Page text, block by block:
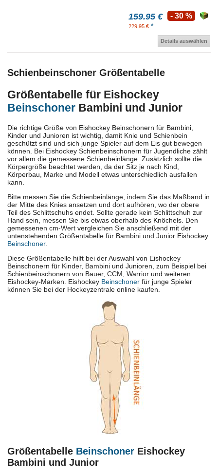
159.95 €
229.95 € *
- 30 %
Details auswählen
Schienbeinschoner Größentabelle
Größentabelle für Eishockey
Beinschoner Bambini und Junior
Die richtige Größe von Eishockey Beinschonern für Bambini,
Kinder und Junioren ist wichtig, damit Knie und Schienbein
geschützt sind und sich junge Spieler auf dem Eis gut bewegen
können. Bei Eishockey Schienbeinschonern für Jugendliche zählt
vor allem die gemessene Schienbeinlänge. Zusätzlich sollte die
Körpergröße beachtet werden, da der Sitz je nach Kind,
Körperbau, Marke und Modell etwas unterschiedlich ausfallen
kann.
Bitte messen Sie die Schienbeinlänge, indem Sie das Maßband in
der Mitte des Knies ansetzen und dort aufhören, wo der obere
Teil des Schlittschuhs endet. Sollte gerade kein Schlittschuh zur
Hand sein, messen Sie bis etwas oberhalb des Knöchels. Den
gemessenen cm-Wert vergleichen Sie anschließend mit der
untenstehenden Größentabelle für Bambini und Junior Eishockey
Beinschoner.
Diese Größentabelle hilft bei der Auswahl von Eishockey
Beinschonern für Kinder, Bambini und Junioren, zum Beispiel bei
Schienbeinschonern von Bauer, CCM, Warrior und weiteren
Eishockey-Marken. Eishockey Beinschoner für junge Spieler
können Sie bei der Hockeyzentrale online kaufen.
Größentabelle Beinschoner Eishockey
Bambini und Junior